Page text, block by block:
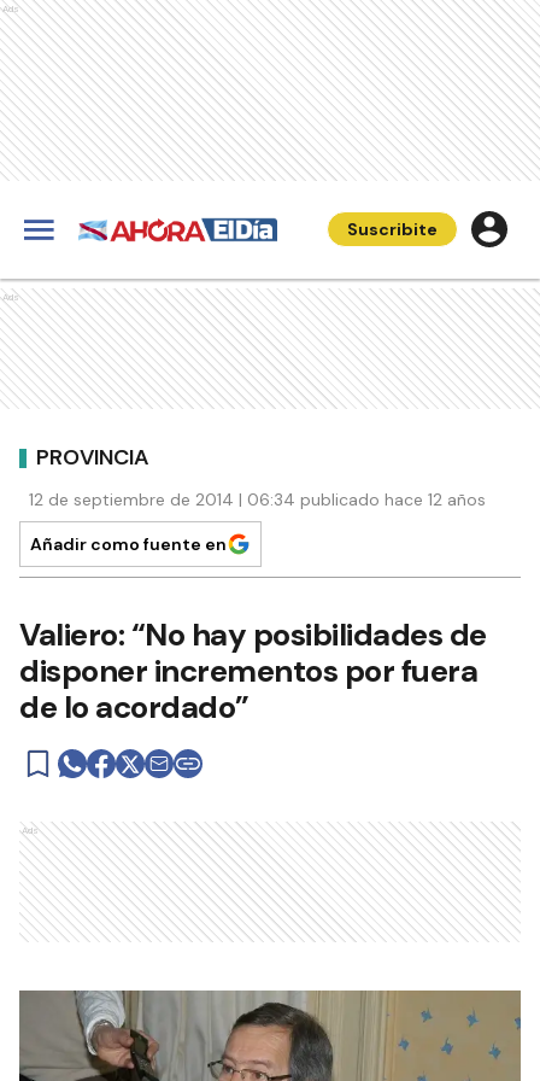
Ads
Suscribite
Ads
PROVINCIA
12 de septiembre de 2014 | 06:34 publicado hace 12 años
Añadir como fuente en
Valiero: “No hay posibilidades de
disponer incrementos por fuera
de lo acordado”
Ads